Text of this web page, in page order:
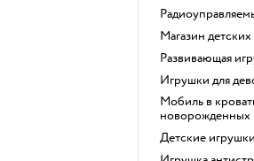
Магазин
Развивающая
Игрушки для
Мобиль в кроватку для
новорожденных
Детские